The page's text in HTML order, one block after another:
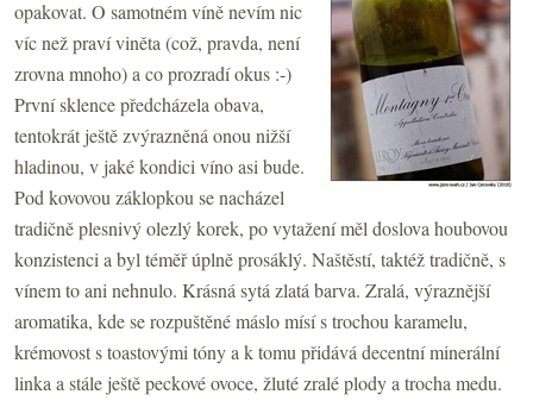
opakovat. O samotném víně nevím nic
víc než praví viněta (což, pravda, není
zrovna mnoho) a co prozradí okus :-)
První sklence předcházela obava,
tentokrát ještě zvýrazněná onou nižší
hladinou, v jaké kondici víno asi bude.
Pod kovovou záklopkou se nacházel
tradičně plesnivý olezlý korek, po vytažení měl doslova houbovou
konzistenci a byl téměř úplně prosáklý. Naštěstí, taktéž tradičně, s
vínem to ani nehnulo. Krásná sytá zlatá barva. Zralá, výraznější
aromatika, kde se rozpuštěné máslo mísí s trochou karamelu,
krémovost s toastovými tóny a k tomu přidává decentní minerální
linka a stále ještě peckové ovoce, žluté zralé plody a trocha medu.